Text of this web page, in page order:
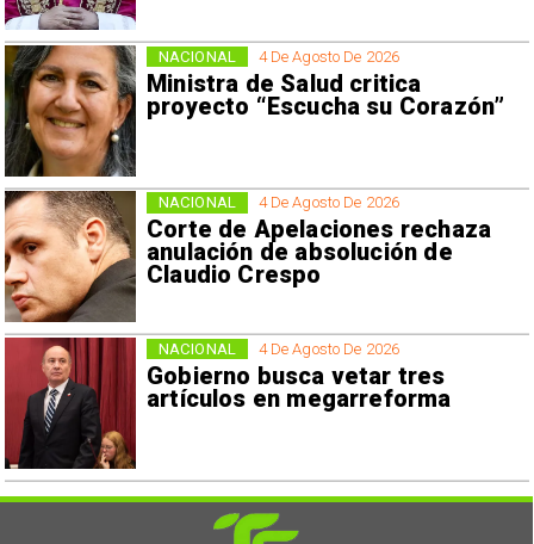
4 De Agosto De 2026
Ministra de Salud critica
proyecto “Escucha su Corazón”
NACIONAL
4 De Agosto De 2026
Corte de Apelaciones rechaza
anulación de absolución de
Claudio Crespo
NACIONAL
4 De Agosto De 2026
Gobierno busca vetar tres
artículos en megarreforma
NACIONAL